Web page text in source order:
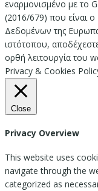
εναρμονισμένο με το
(2016/679) που είναι
Δεδομένων της
ιστότοπου,
ορθή λειτουργία του
Privacy & Cookies
Close
Privacy Overview
This website uses
navigate through the
categorized as